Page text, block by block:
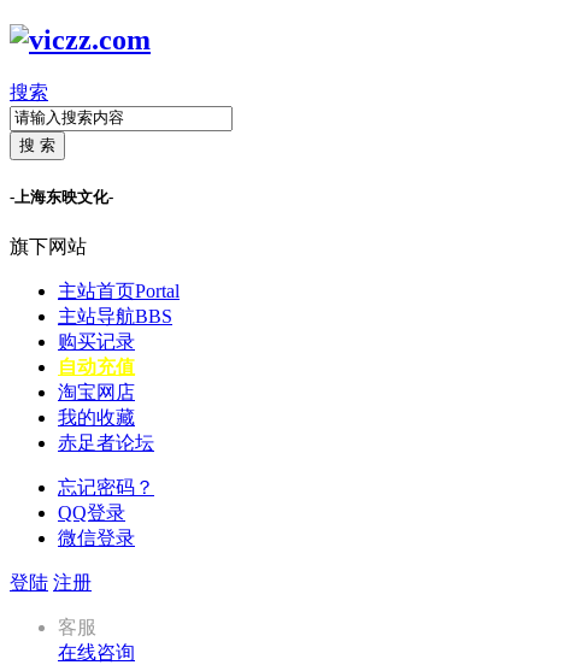
搜索
搜 索
-上海东映文化-
旗下网站
主站首页Portal
主站导航BBS
购买记录
自动充值
淘宝网店
我的收藏
赤足者论坛
忘记密码？
QQ登录
微信登录
登陆 注册
客服
在线咨询